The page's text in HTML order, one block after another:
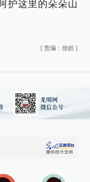
护这里的朵朵山
[ 责编：徐皓 ]